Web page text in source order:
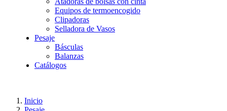
Equipos de termoencogido
Clipadoras
Selladora de Vasos
Pesaje
Básculas
Balanzas
Catálogos
Inicio